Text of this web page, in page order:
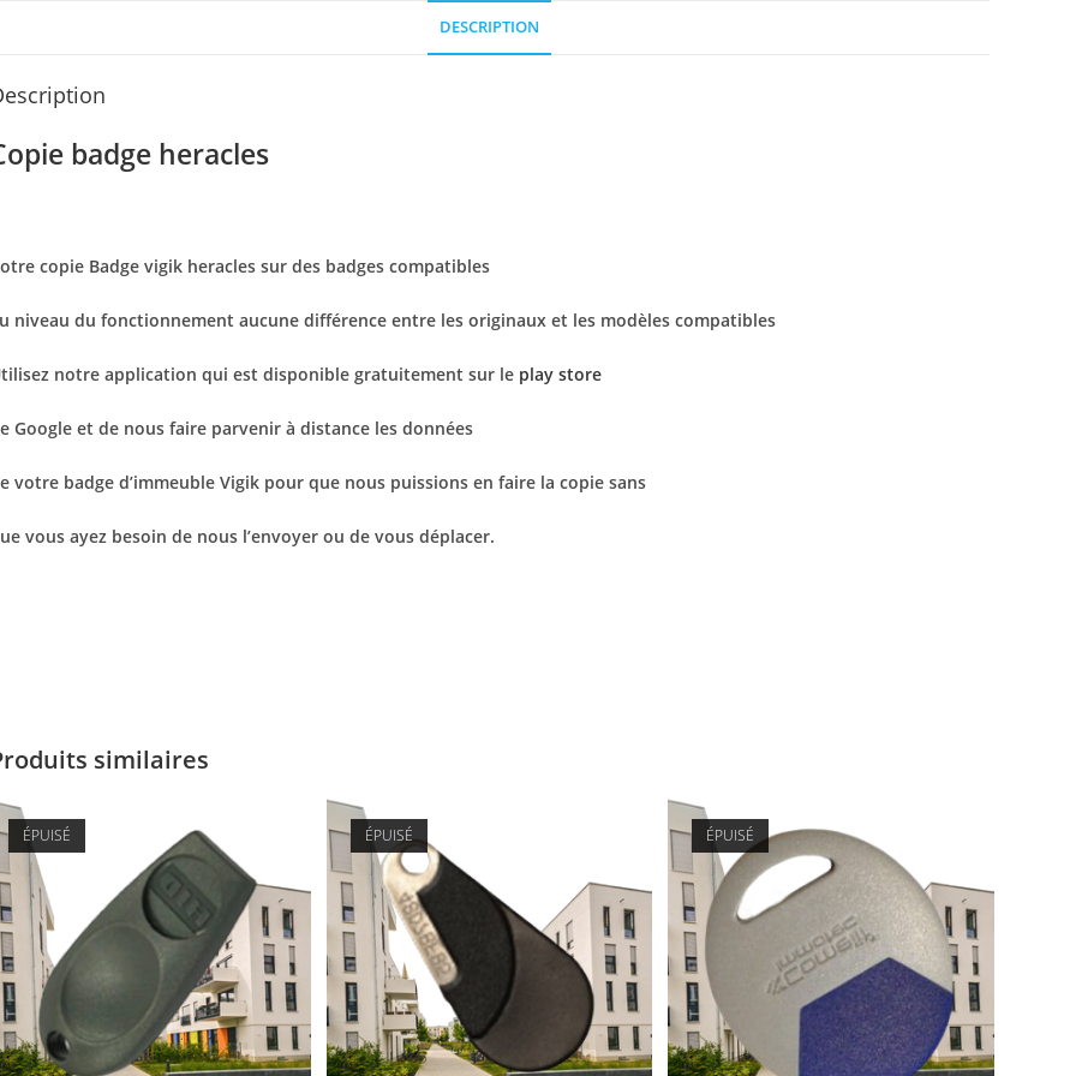
DESCRIPTION
badge heracles
copie Badge vigik heracles sur des badges compatibles
niveau du fonctionnement aucune différence entre les originaux et les modèles compatibles
notre application qui est disponible gratuitement sur le play store
Google et de nous faire parvenir à distance les données
votre badge d’immeuble Vigik pour que nous puissions en faire la copie sans
vous ayez besoin de nous l’envoyer ou de vous déplacer.
similaires
ÉPUISÉ ÉPUISÉ ÉPUISÉ